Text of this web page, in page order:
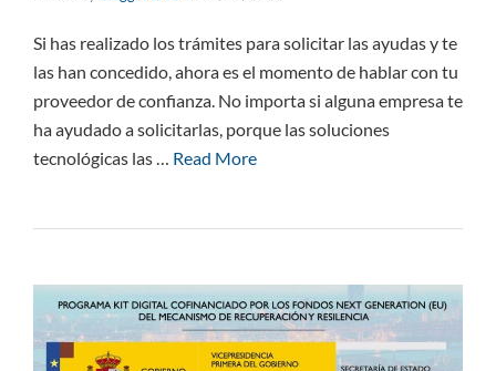
Si has realizado los trámites para solicitar las ayudas y te
las han concedido, ahora es el momento de hablar con tu
proveedor de confianza. No importa si alguna empresa te
ha ayudado a solicitarlas, porque las soluciones
tecnológicas las … Read More